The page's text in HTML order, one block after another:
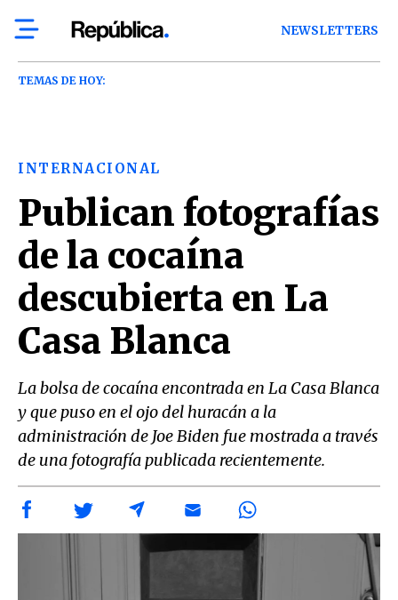
NEWSLETTERS
TEMAS DE HOY:
INTERNACIONAL
Publican fotografías
de la cocaína
descubierta en La
Casa Blanca
La bolsa de cocaína encontrada en La Casa Blanca
y que puso en el ojo del huracán a la
administración de Joe Biden fue mostrada a través
de una fotografía publicada recientemente.